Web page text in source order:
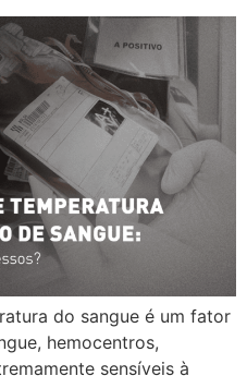
do sangue é um fator
hemocentros,
sensíveis à